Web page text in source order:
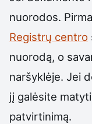
nuorodos.
Registrų centro
nuorodą, o
naršyklėje. Jei
jį galėsite
patvirtinimą.